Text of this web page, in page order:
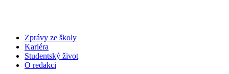
Zprávy ze školy
Kariéra
Studentský život
O redakci